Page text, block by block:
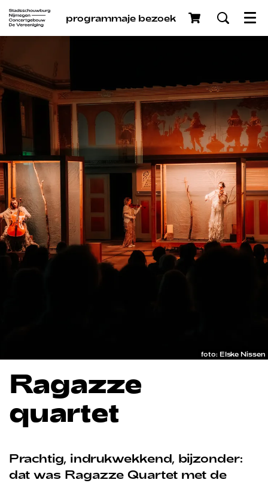
programmaje bezoek Menu
foto: Elske Nissen
Ragazze
quartet
Prachtig, indrukwekkend, bijzonder:
dat was Ragazze Quartet met de